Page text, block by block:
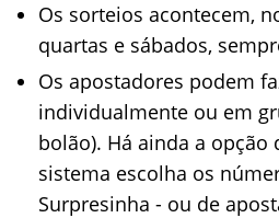
Os sorteios acontecem,
quartas e sábados,
Os apostadores podem
individualmente ou em
bolão). Há ainda a opção
sistema escolha os
Surpresinha - ou de